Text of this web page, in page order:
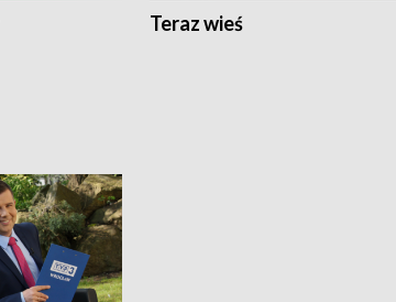
Teraz wieś